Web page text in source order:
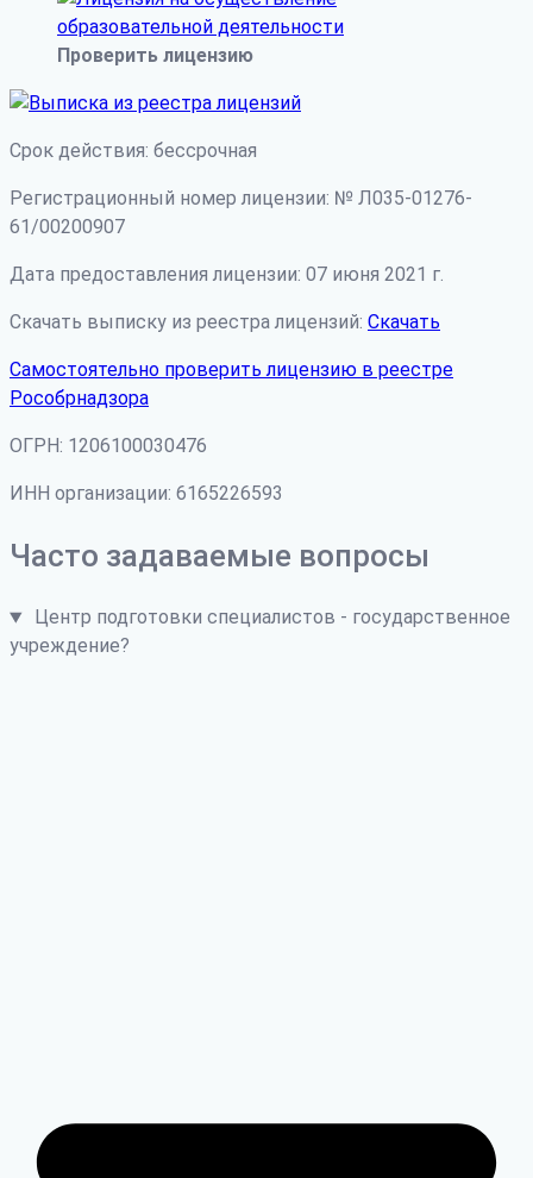
Проверить лицензию
Срок действия: бессрочная
Регистрационный номер лицензии: № Л035-01276-
61/00200907
Дата предоставления лицензии: 07 июня 2021 г.
Скачать выписку из реестра лицензий: Скачать
Самостоятельно проверить лицензию в реестре
Рособрнадзора
ОГРН: 1206100030476
ИНН организации: 6165226593
Часто задаваемые вопросы
Центр подготовки специалистов - государственное
учреждение?